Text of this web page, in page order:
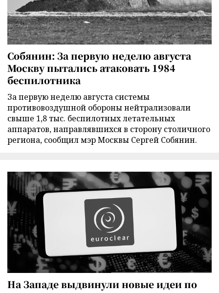
Собянин: За первую неделю августа
Москву пытались атаковать 1984
беспилотника
За первую неделю августа системы
противовоздушной обороны нейтрализовали
свыше 1,8 тыс. беспилотных летательных
аппаратов, направлявшихся в сторону столичного
региона, сообщил мэр Москвы Сергей Собянин.
На Западе выдвинули новые идеи по